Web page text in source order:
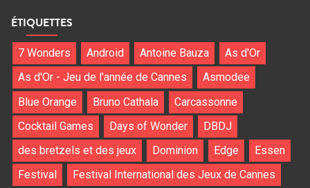
ÉTIQUETTES
7 Wonders Android Antoine Bauza
As d'Or
As d'Or - Jeu de l'année de Cannes
Asmodee
Blue Orange
Bruno Cathala
Carcassonne
Cocktail Games
Days of Wonder
DBDJ
des bretzels et des jeux
Dominion Edge
Essen
Festival
Festival International des Jeux de Cannes